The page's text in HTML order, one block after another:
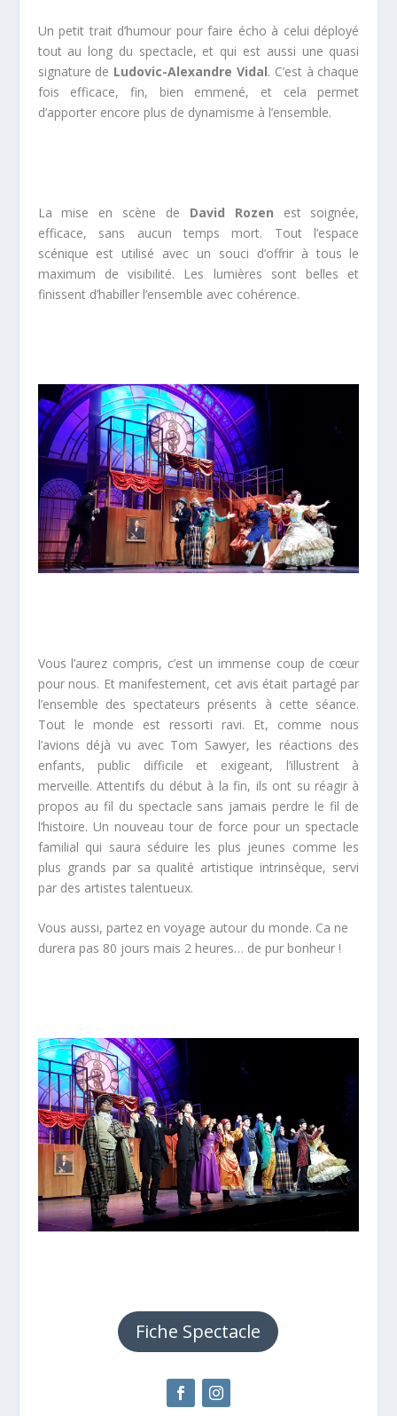
Un petit trait d’humour pour faire écho à celui déployé
tout au long du spectacle, et qui est aussi une quasi
signature de Ludovic-Alexandre Vidal. C’est à chaque
fois efficace, fin, bien emmené, et cela permet
d’apporter encore plus de dynamisme à l’ensemble.
La mise en scène de David Rozen est soignée,
efficace, sans aucun temps mort. Tout l’espace
scénique est utilisé avec un souci d’offrir à tous le
maximum de visibilité. Les lumières sont belles et
finissent d’habiller l’ensemble avec cohérence.
Vous l’aurez compris, c’est un immense coup de cœur
pour nous. Et manifestement, cet avis était partagé par
l’ensemble des spectateurs présents à cette séance.
Tout le monde est ressorti ravi. Et, comme nous
l’avions déjà vu avec Tom Sawyer, les réactions des
enfants, public difficile et exigeant, l’illustrent à
merveille. Attentifs du début à la fin, ils ont su réagir à
propos au fil du spectacle sans jamais perdre le fil de
l’histoire. Un nouveau tour de force pour un spectacle
familial qui saura séduire les plus jeunes comme les
plus grands par sa qualité artistique intrinsèque, servi
par des artistes talentueux.
Vous aussi, partez en voyage autour du monde. Ca ne
durera pas 80 jours mais 2 heures… de pur bonheur !
Fiche Spectacle